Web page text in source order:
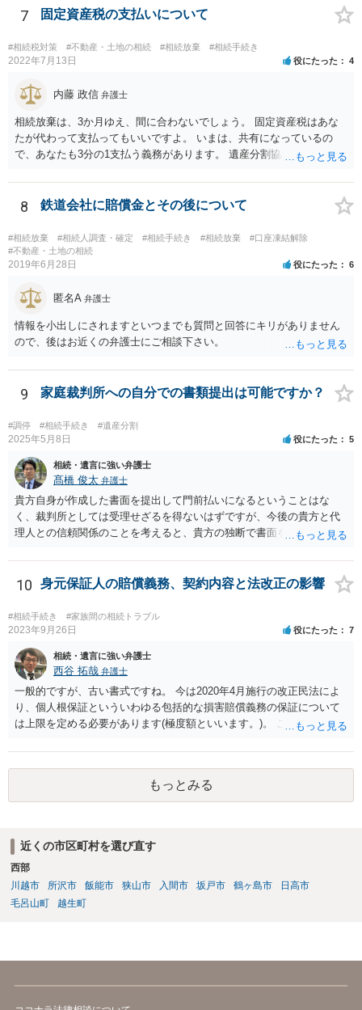
いということではなく、身分相応の、社会的儀式として当然認められ
に葬儀費用を支出する経済力がなく、質素な葬儀を行った費用であれ
ば相続財産から支出しても単純承認と認められない可能性が高いの
7 固定資産税の支払いについて
#相続税対策 #不動産・土地の相続 #相続放棄 #相続手続き
2022年7月13日 役にたった 4
内藤 政信 弁護士
相続放棄は、3か月ゆえ、間に合わないでしょう。 固定資産税はあな
たが代わって支払ってもいいですよ。 いまは、共有になっているの
で、あなたも3分の1支払う義務があります。 遺産分割協議をして、不
払い義務があります。
8 鉄道会社に賠償金とその後について
#相続放棄 #相続人調査・確定 #相続手続き #相続放棄
#口座凍結解除
#不動産・土地の相続
2019年6月28日 役にたった 6
匿名A 弁護士
情報を小出しにされますといつまでも質問と回答にキリがありません
ので、後はお近くの弁護士にご相談下さい。
9 家庭裁判所への自分での書類提出は可能ですか？
#調停 #相続手続き #遺産分割
2025年5月8日 役にたった 5
相続・遺言に強い弁護士
髙橋 俊太 弁護士
貴方自身が作成した書面を提出して門前払いになるということはな
く、裁判所としては受理せざるを得ないはずですが、今後の貴方と代
理人との信頼関係のことを考えると、貴方の独断で書面を提出したり
士が主張書面の提出を渋っているようですが、弁護士として提出の実
益がないと考えている可能性もあると思いますので、そのあたりも含
います。単に面倒臭いということで書面提出をしないということであ
れば、当該弁護士との委任関係を修了した上で、貴方のほうで書面提
出することを検討なさった方がよいでしょう。
10 身元保証人の賠償義務、契約内容と法改正の影響
#相続手続き #家族間の相続トラブル
2023年9月26日 役にたった 7
相続・遺言に強い弁護士
西谷 拓哉 弁護士
一般的ですが、古い書式ですね。 今は2020年4月施行の改正民法によ
り、個人根保証といういわゆる包括的な損害賠償義務の保証について
は上限を定める必要があります(極度額といいます。)。 この書式にサ
り、会社側は請求できない可能性が高そうです。
もっとみる
近くの市区町村を選び直す
西部
川越市
所沢市 飯能市 狭山市 入間市 坂戸市 鶴ヶ島市
日高市
毛呂山町
越生町